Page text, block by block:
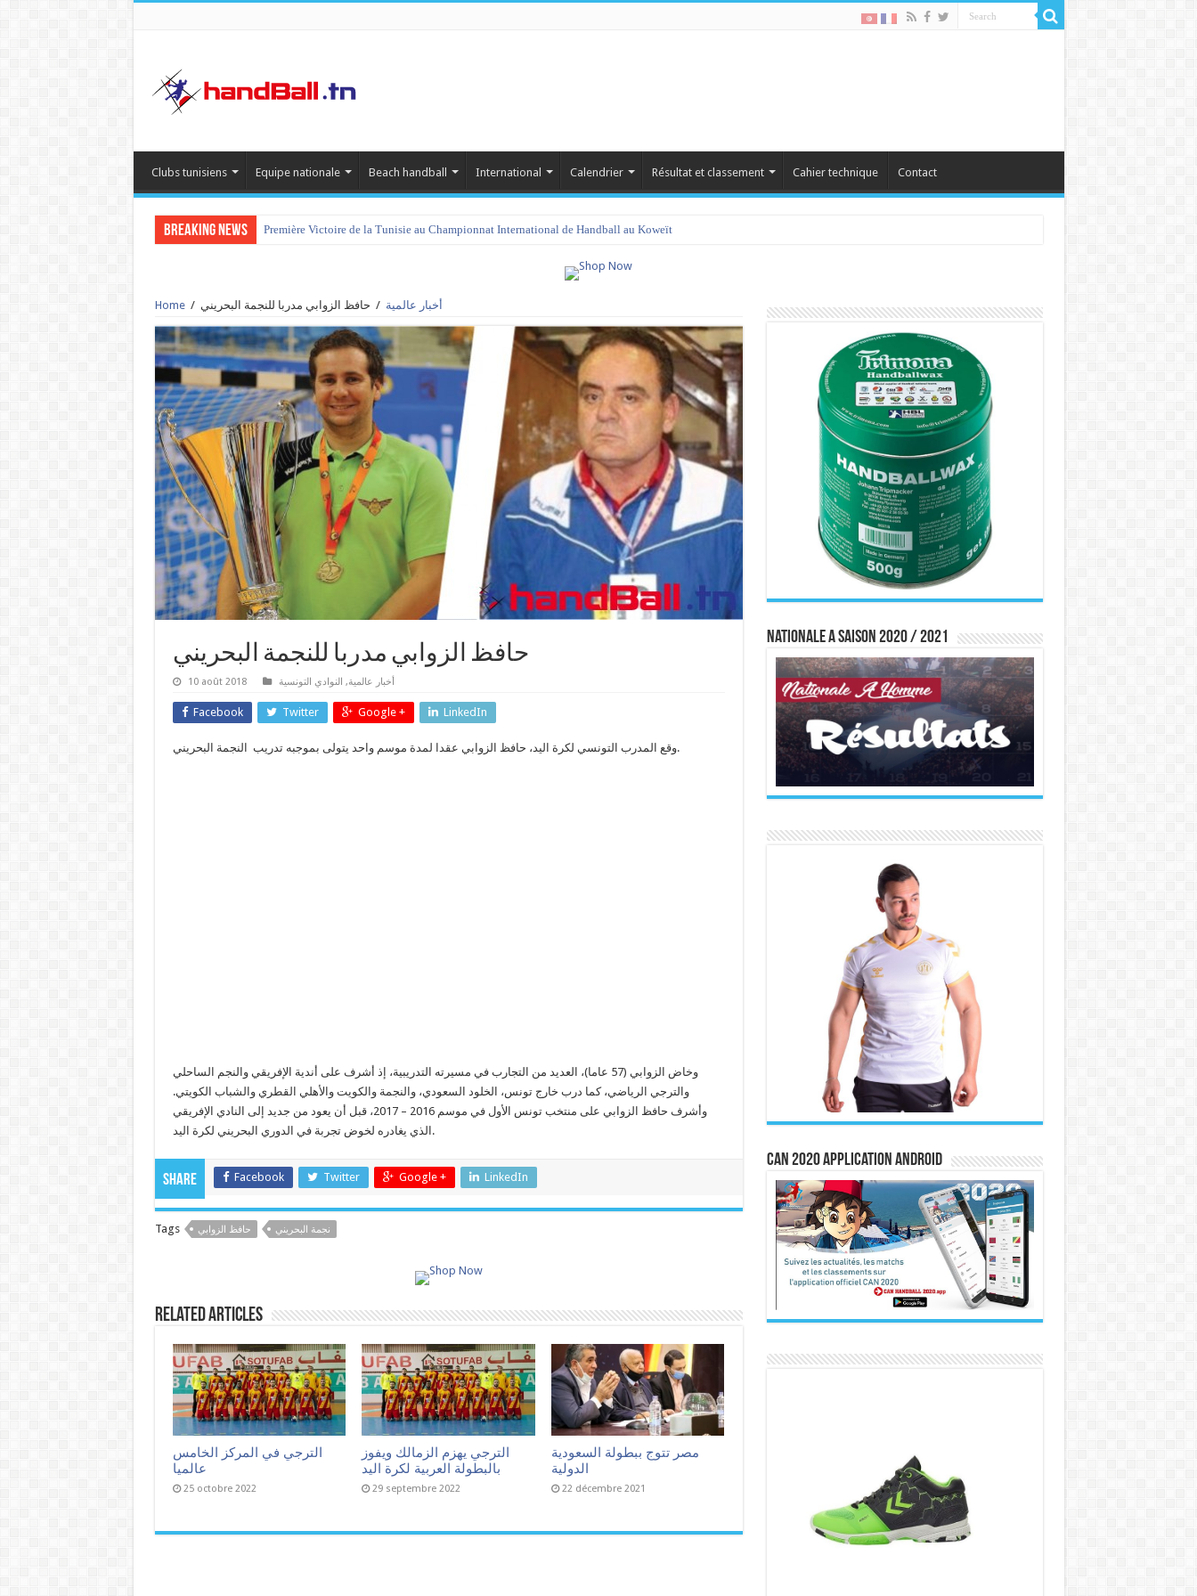
Clubs tunisiens Equipe nationale Beach handball International Calendrier Résultat et classement Cahier technique Contact
Breaking News Première Victoire de la Tunisie au Championnat International de Handball au Koweït
Home / أخبار عالمية / حافظ الزوابي مدربا للنجمة البحريني
حافظ الزوابي مدربا للنجمة البحريني
10 août 2018 أخبار عالمية, النوادي التونسية
Facebook Twitter Google + LinkedIn
وقع المدرب التونسي لكرة اليد، حافظ الزوابي عقدا لمدة موسم واحد يتولى بموجبه تدريب النجمة البحريني.
وخاض الزوابي (57 عاما)، العديد من التجارب في مسيرته التدريبية، إذ أشرف على أندية الإفريقي والنجم الساحلي
والترجي الرياضي، كما درب خارج تونس، الخلود السعودي، والنجمة والكويت والأهلي القطري والشباب الكويتي.
وأشرف حافظ الزوابي على منتخب تونس الأول في موسم 2016 – 2017، قبل أن يعود من جديد إلى النادي الإفريقي
الذي يغادره لخوض تجربة في الدوري البحريني لكرة اليد.
Share Facebook Twitter Google + LinkedIn
Tags حافظ الزوابي نجمة البحريني
Related Articles
الترجي في المركز الخامس
عالميا
25 octobre 2022
الترجي يهزم الزمالك ويفوز
بالبطولة العربية لكرة اليد
29 septembre 2022
مصر تتوج ببطولة السعودية
الدولية
22 décembre 2021
Nationale A saison 2020 / 2021
CAN 2020 Application Android